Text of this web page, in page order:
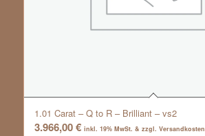
1.01 Carat – Q to R – Brilliant – vs2
3.966,00€ inkl. 19% MwSt. & zzgl. Versandkosten